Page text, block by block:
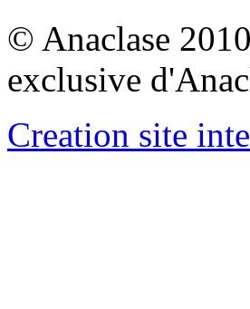
© Anaclase
exclusive
Creation site